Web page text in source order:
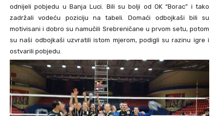
odnijeli pobjedu u Banja Luci. Bili su bolji od OK “Borac” i tako
zadržali vodeću poziciju na tabeli. Domaći odbojkaši bili su
motivisani i dobro su namučili Srebreničane u prvom setu, potom
su naši odbojkaši uzvratili istom mjerom, podigli su razinu igre i
ostvarili pobjedu.